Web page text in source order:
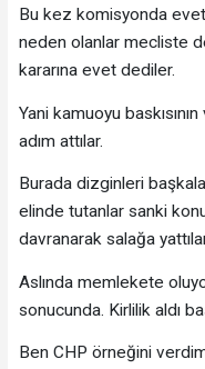
Bu kez komisyonda
neden olanlar mecliste
kararına evet dediler.
Yani kamuoyu
adım attılar.
Burada dizginleri
elinde tutanlar sanki
davranarak salağa
Aslında memlekete
sonucunda. Kirlilik aldı
Ben CHP örneğini